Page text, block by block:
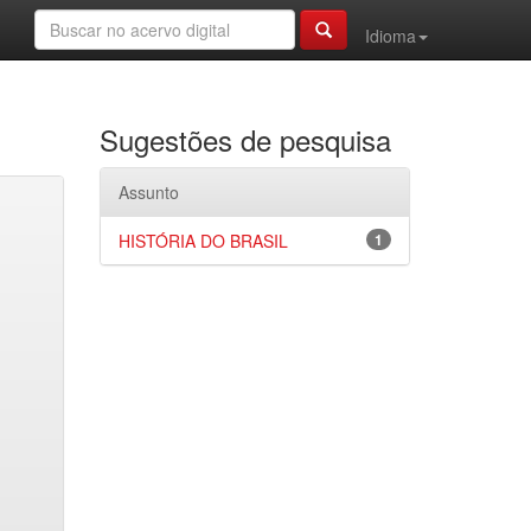
Idioma
Sugestões de pesquisa
Assunto
1
HISTÓRIA DO BRASIL